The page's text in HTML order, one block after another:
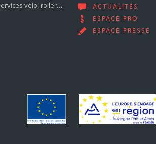
vélo, roller…
ACTUALITÉS
ESPACE PRO
ESPACE PRESSE